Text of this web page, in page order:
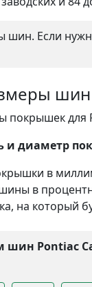
Если
для
диаметр
в
в
на который
шин Pontiac